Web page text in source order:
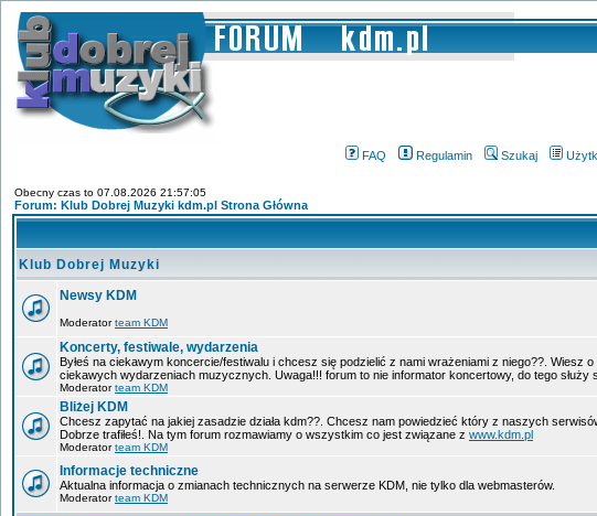
FAQ Regulamin Szukaj
Obecny czas to 07.08.2026 21:57:05
Forum: Klub Dobrej Muzyki kdm.pl Strona Główna
Klub Dobrej Muzyki
Newsy KDM
Moderatorteam KDM
Koncerty, festiwale, wydarzenia
Byłeś na ciekawym koncercie/festiwalu i chcesz się podzielić z nami wrażeniami z niego??.
ciekawych wydarzeniach muzycznych. Uwaga!!! forum to nie informator koncertowy, do tego służy
Moderatorteam KDM
Bliżej KDM
Chcesz zapytać na jakiej zasadzie działa kdm??. Chcesz nam powiedzieć który z naszych
Dobrze trafiłeś!. Na tym forum rozmawiamy o wszystkim co jest związane z www.kdm.pl
Moderatorteam KDM
Informacje techniczne
Aktualna informacja o zmianach technicznych na serwerze KDM, nie tylko dla webmasterów.
Moderatorteam KDM